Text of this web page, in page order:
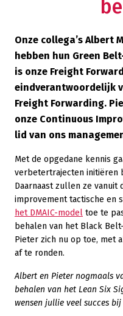
Onze collega’s Albert
hebben hun Green
is onze Freight
eindverantwoordelijk
Freight Forwarding.
onze Continuous
lid van ons
Met de opgedane kennis
verbetertrajecten initiëren
Daarnaast zullen ze vanuit
improvement tactische en
het DMAIC-model toe te
behalen van het Black
Pieter zich nu op toe, met
af te ronden.
Albert en Pieter nogmaals
behalen van het Lean Six
wensen jullie veel succes